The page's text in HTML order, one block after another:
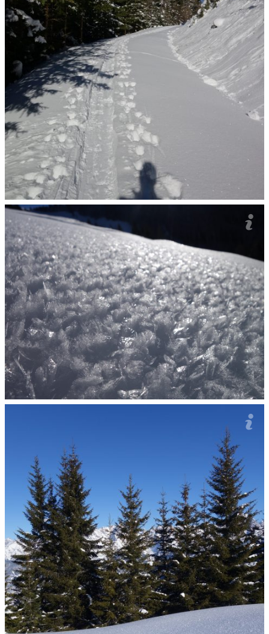
Czyli stopa. Ani nie wiym, jak se tymu mówi po polsku..?
Tak kryształowy śniyg żech widzioł piyrfszy roz w życiu.